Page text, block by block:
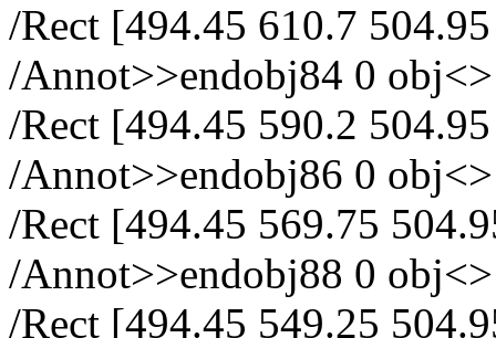
/Rect [494.45 610.7
/Annot>>endobj84 0
/Rect [494.45 590.2
/Annot>>endobj86 0
/Rect [494.45 569.75
/Annot>>endobj88 0
/Rect [494.45 549.25